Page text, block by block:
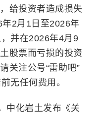
给投资者造成损失
2月1日至2026年
并在2026年4月9
股票而亏损的投资
关注公号“雷助吧”
无任何费用。
中化岩土发布《关